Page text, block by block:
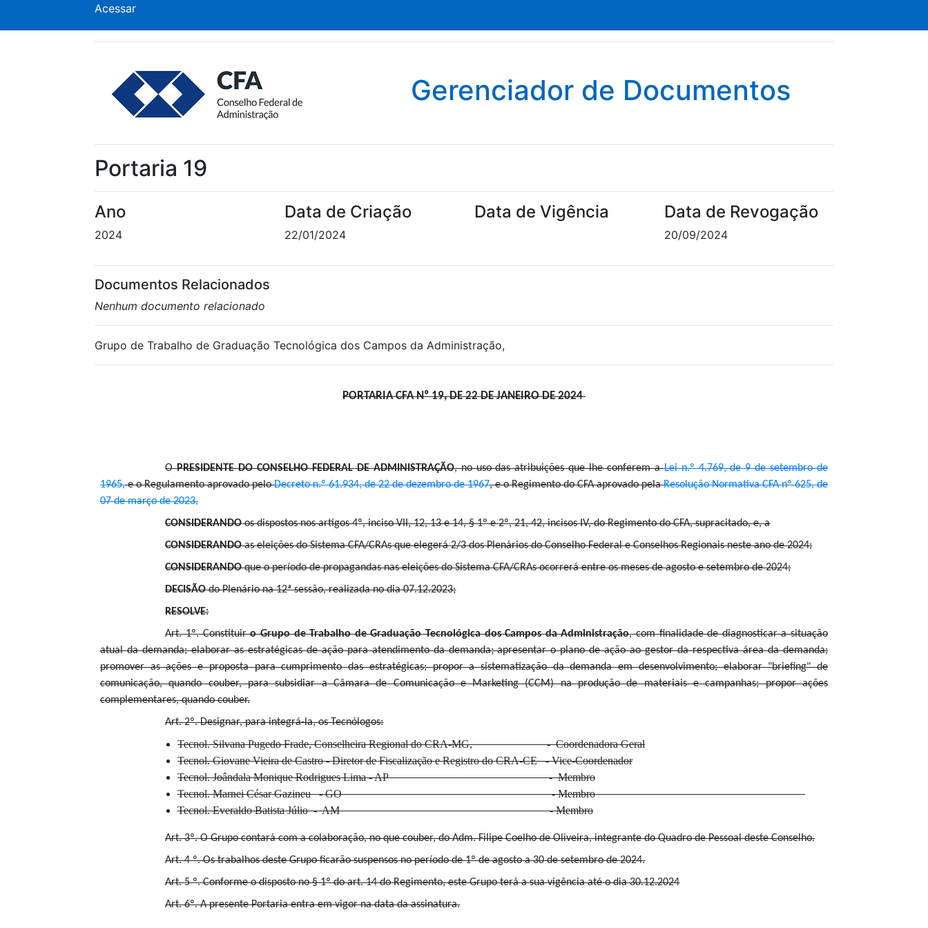
Acessar
Gerenciador de Documentos
Portaria 19
Ano
2024
Data de Criação
22/01/2024
Data de Vigência Data de Revogação
20/09/2024
Documentos Relacionados
Nenhum documento relacionado
Grupo de Trabalho de Graduação Tecnológica dos Campos da Administração,
PORTARIA CFA Nº 19, DE 22 DE JANEIRO DE 2024
OPRESIDENTE DO CONSELHO FEDERAL DE ADMINISTRAÇÃO, no uso das atribuições que lhe conferem aLei n.º 4.769, de 9 de setembro de
1965,e o Regulamento aprovado peloDecreto n.º 61.934, de 22 de dezembro de 1967, e o Regimento do CFA aprovado pelaResolução Normativa CFA nº 625, de
07 de março de 2023,
CONSIDERANDOos dispostos nos artigos 4º, inciso VII, 12, 13 e 14, § 1º e 2º, 21, 42, incisos IV, do Regimento do CFA, supracitado, e, a
CONSIDERANDOas eleições do Sistema CFA/CRAs que elegerá 2/3 dos Plenários do Conselho Federal e Conselhos Regionais neste ano de 2024;
CONSIDERANDOque o período de propagandas nas eleições do Sistema CFA/CRAs ocorrerá entre os meses de agosto e setembro de 2024;
DECISÃOdo Plenário na 12ª sessão, realizada no dia 07.12.2023;
RESOLVE:
Art. 1º. Constituiro Grupo de Trabalho de Graduação Tecnológica dos Campos da Administração, com finalidade de diagnosticar a situação
atual da demanda; elaborar as estratégicas de ação para atendimento da demanda; apresentar o plano de ação ao gestor da respectiva área da demanda;
promover as ações e proposta para cumprimento das estratégicas; propor a sistematização da demanda em desenvolvimento; elaborar "briefing" de
comunicação, quando couber, para subsidiar a Câmara de Comunicação e Marketing (CCM) na produção de materiais e campanhas; propor ações
complementares, quando couber.
Art. 2º. Designar, para integrá-la, os Tecnólogos:
Tecnol. Silvana Pugedo Frade, Conselheira Regional do CRA-MG, - Coordenadora Geral
Tecnol. Giovane Vieira de Castro - Diretor de Fiscalização e Registro do CRA-CE - Vice-Coordenador
Tecnol. Joândala Monique Rodrigues Lima - AP - Membro
Tecnol. Marnei César Gazineu - GO - Membro
Tecnol. Everaldo Batista Júlio - AM - Membro
Art. 3º. O Grupo contará com a colaboração, no que couber, do Adm. Filipe Coelho de Oliveira, integrante do Quadro de Pessoal deste Conselho.
Art. 4 º. Os trabalhos deste Grupo ficarão suspensos no período de 1º de agosto a 30 de setembro de 2024.
Art. 5 º. Conforme o disposto no § 1º do art. 14 do Regimento, este Grupo terá a sua vigência até o dia 30.12.2024
Art. 6º. A presente Portaria entra em vigor na data da assinatura.